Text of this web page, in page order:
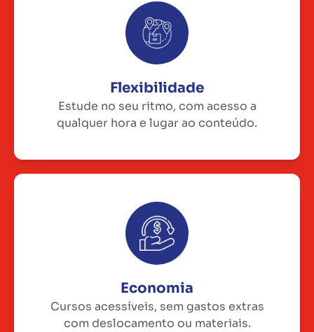
Flexibilidade
Estude no seu ritmo, com acesso a
qualquer hora e lugar ao conteúdo.
Economia
Cursos acessíveis, sem gastos extras
com deslocamento ou materiais.